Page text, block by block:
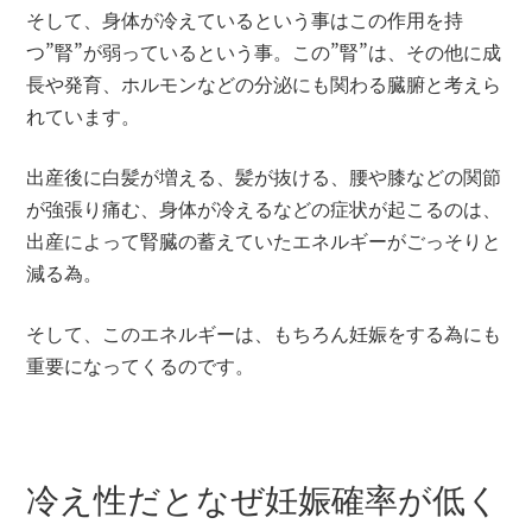
そして、身体が冷えているという事はこの作用を持
つ”腎”が弱っているという事。この”腎”は、その他に成
長や発育、ホルモンなどの分泌にも関わる臓腑と考えら
れています。
出産後に白髪が増える、髪が抜ける、腰や膝などの関節
が強張り痛む、身体が冷えるなどの症状が起こるのは、
出産によって腎臓の蓄えていたエネルギーがごっそりと
減る為。
そして、このエネルギーは、もちろん妊娠をする為にも
重要になってくるのです。
冷え性だとなぜ妊娠確率が低く